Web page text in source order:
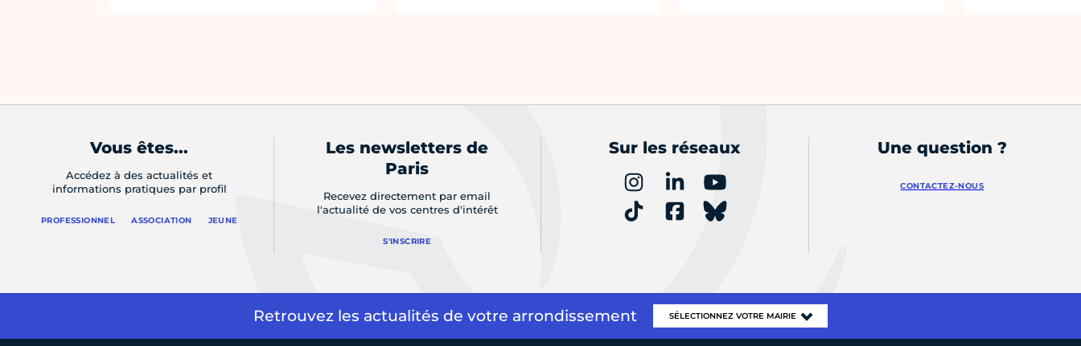
Vous êtes...
Accédez à des actualités et
informations pratiques par profil
PROFESSIONNEL ASSOCIATION JEUNE
Les newsletters de
Paris
Recevez directement par email
l'actualité de vos centres d'intérêt
S'INSCRIRE
Sur les réseaux Une question ?
CONTACTEZ-NOUS
Retrouvez les actualités de votre arrondissement